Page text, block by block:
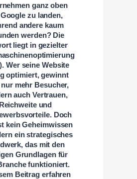
ganz oben
Google zu landen,
andere kaum
werden? Die
liegt in gezielter
Wer seine Website
optimiert, gewinnt
mehr Besucher,
auch Vertrauen,
Reichweite und
Doch
kein Geheimwissen
ein strategisches
das mit den
Grundlagen für
funktioniert.
Beitrag erfahren